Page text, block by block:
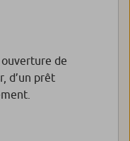
ouverture de
d’un prêt